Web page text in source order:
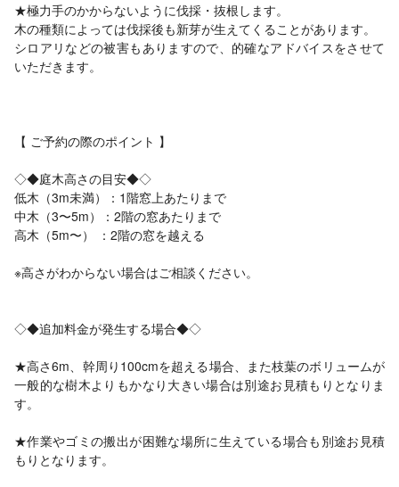
★極力手のかからないように伐採・抜根します。
木の種類によっては伐採後も新芽が生えてくることがあります。
シロアリなどの被害もありますので、的確なアドバイスをさせて
いただきます。
【 ご予約の際のポイント 】
◇◆庭木高さの目安◆◇
低木（3m未満）：1階窓上あたりまで
中木（3〜5m）：2階の窓あたりまで
高木（5m〜） ：2階の窓を越える
※高さがわからない場合はご相談ください。
◇◆追加料金が発生する場合◆◇
★高さ6m、幹周り100cmを超える場合、また枝葉のボリュームが
一般的な樹木よりもかなり大きい場合は別途お見積もりとなりま
す。
★作業やゴミの搬出が困難な場所に生えている場合も別途お見積
もりとなります。